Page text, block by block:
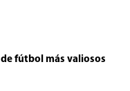
fútbol más valiosos